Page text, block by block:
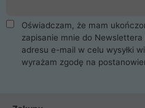
Zaopatrzysz się u nas w
takie jak procesory, karty
dyski SSD, M.2 oraz HDD. Nasi
najlepszy zasilacz
Poza komputerami mamy
Smartfony takich producentów
Oświadczam, że mam
zapisanie mnie do
adresu e-mail w celu wysyłki
wyrażam zgodę na